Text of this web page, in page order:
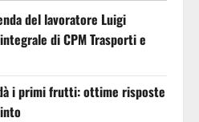
del lavoratore Luigi
di CPM Trasporti e
i primi frutti: ottime risposte